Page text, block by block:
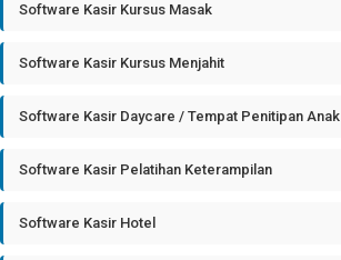
Software Kasir Kursus Masak
Software Kasir Kursus Menjahit
Software Kasir Daycare / Tempat Penitipan Anak
Software Kasir Pelatihan Keterampilan
Software Kasir Hotel